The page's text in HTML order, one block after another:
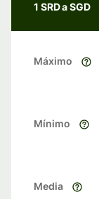
1 SRD a SGD
Máximo
Mínimo
Media